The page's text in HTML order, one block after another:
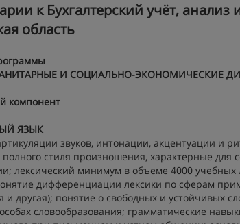
к Бухгалтерский учёт,
область
И СОЦИАЛЬНО-ЭКОНОМИЧЕСКИЕ
компонент
ЯЗЫК
звуков, интонации, акцентуации и
полного стиля произношения, характерные
лексический минимум в объеме 4000 учебных
дифференциации лексики по сферам
и другая); понятие о свободных и устойчивых
словообразования; грамматические